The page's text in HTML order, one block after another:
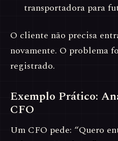
transportadora para
O cliente não precisa
novamente. O problema
registrado.
Exemplo Prático:
CFO
Um CFO pede: “Quero